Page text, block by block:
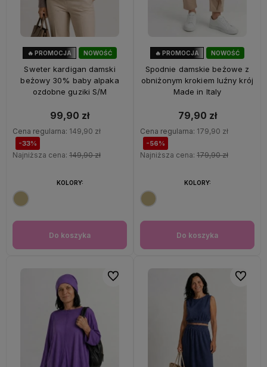
NOWOŚĆ
🔥 PROMOCJA
Sweter kardigan damski
beżowy 30% baby alpaka
ozdobne guziki S/M
99,90 zł
Cena regularna: 149,90 zł
-33%
Najniższa cena: 149,90 zł
Do koszyka
KOLORY:
NOWOŚĆ
🔥 PROMOCJA
Spodnie damskie beżowe z
obniżonym krokiem luźny krój
Made in Italy
79,90 zł
Cena regularna: 179,90 zł
-56%
Najniższa cena: 179,90 zł
Do koszyka
KOLORY:
Do ulubionych Do